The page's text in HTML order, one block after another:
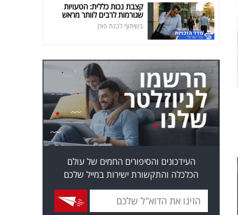
קצבת נכות כללית: הטעויות
שגורמות לרבים לוותר מראש
בשיתוף לבנת פורן
העידכונים והסיפורים החמים של עולם
הכלכלה והתקשורת ישירות במייל שלכם